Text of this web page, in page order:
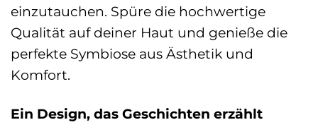
einzutauchen. Spüre die hochwertige
Qualität auf deiner Haut und genieße die
perfekte Symbiose aus Ästhetik und
Komfort.
Ein Design, das Geschichten erzählt